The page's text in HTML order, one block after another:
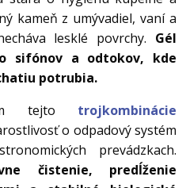
kameň z umývadiel, vaní a
lesklé povrchy. Gél
sifónov a odtokov, kde
potrubia.
tejto trojkombinácie
o odpadový systém
prevádzkach.
čistenie, predĺženie